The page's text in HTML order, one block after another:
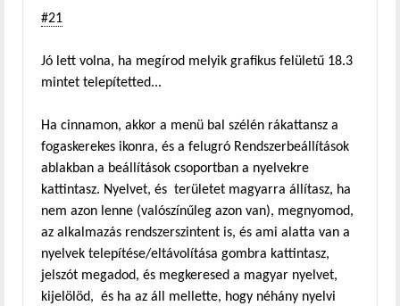
#21
Jó lett volna, ha megírod melyik grafikus felületű 18.3
mintet telepítetted...
Ha cinnamon, akkor a menü bal szélén rákattansz a
fogaskerekes ikonra, és a felugró Rendszerbeállítások
ablakban a beállítások csoportban a nyelvekre
kattintasz. Nyelvet, és területet magyarra állítasz, ha
nem azon lenne (valószínűleg azon van), megnyomod,
az alkalmazás rendszerszintent is, és ami alatta van a
nyelvek telepítése/eltávolítása gombra kattintasz,
jelszót megadod, és megkeresed a magyar nyelvet,
kijelölöd, és ha az áll mellette, hogy néhány nyelvi